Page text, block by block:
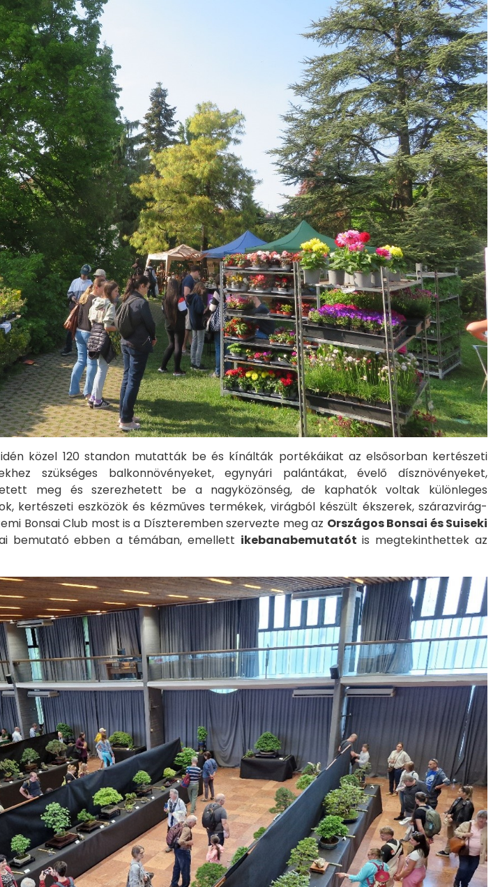
közel 120 standon mutatták be és kínálták portékáikat az elsősorban kertészeti
szükséges balkonnövényeket, egynyári palántákat, évelő dísznövényeket,
meg és szerezhetett be a nagyközönség, de kaphatók voltak különleges
kertészeti eszközök és kézműves termékek, virágból készült ékszerek, szárazvirág-
Bonsai Club most is a Díszteremben szervezte meg az Országos Bonsai és Suiseki
bemutató ebben a témában, emellett ikebanabemutatót is megtekinthettek az